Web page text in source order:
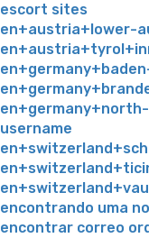
escort sites
en+austria+lower-
username
encontrando uma
encontrar correo